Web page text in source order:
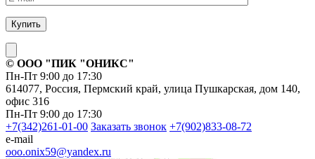
© ОOO "ПИК "ОНИКС"
Пн-Пт 9:00 до 17:30
614077, Россия, Пермский край, улица Пушкарская, дом 140,
офис 316
Пн-Пт 9:00 до 17:30
+7(342)261-01-00 Заказать звонок +7(902)833-08-72
e-mail
ooo.onix59@yandex.ru